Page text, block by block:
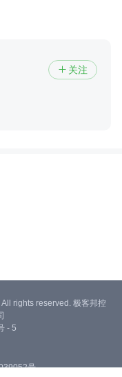
 关注
rights reserved. 极客邦控
- 5
号